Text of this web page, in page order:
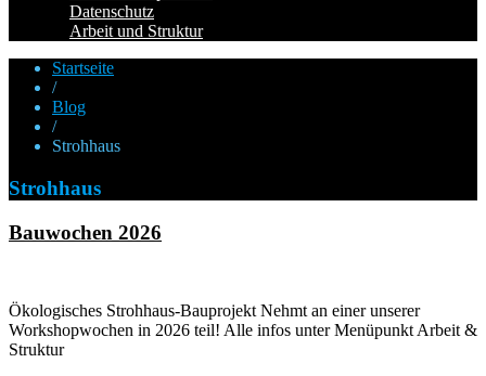
Datenschutz
Arbeit und Struktur
Startseite
/
Blog
/
Strohhaus
Strohhaus
Bauwochen 2026
Ökologisches Strohhaus-Bauprojekt Nehmt an einer unserer
Workshopwochen in 2026 teil! Alle infos unter Menüpunkt Arbeit &
Struktur